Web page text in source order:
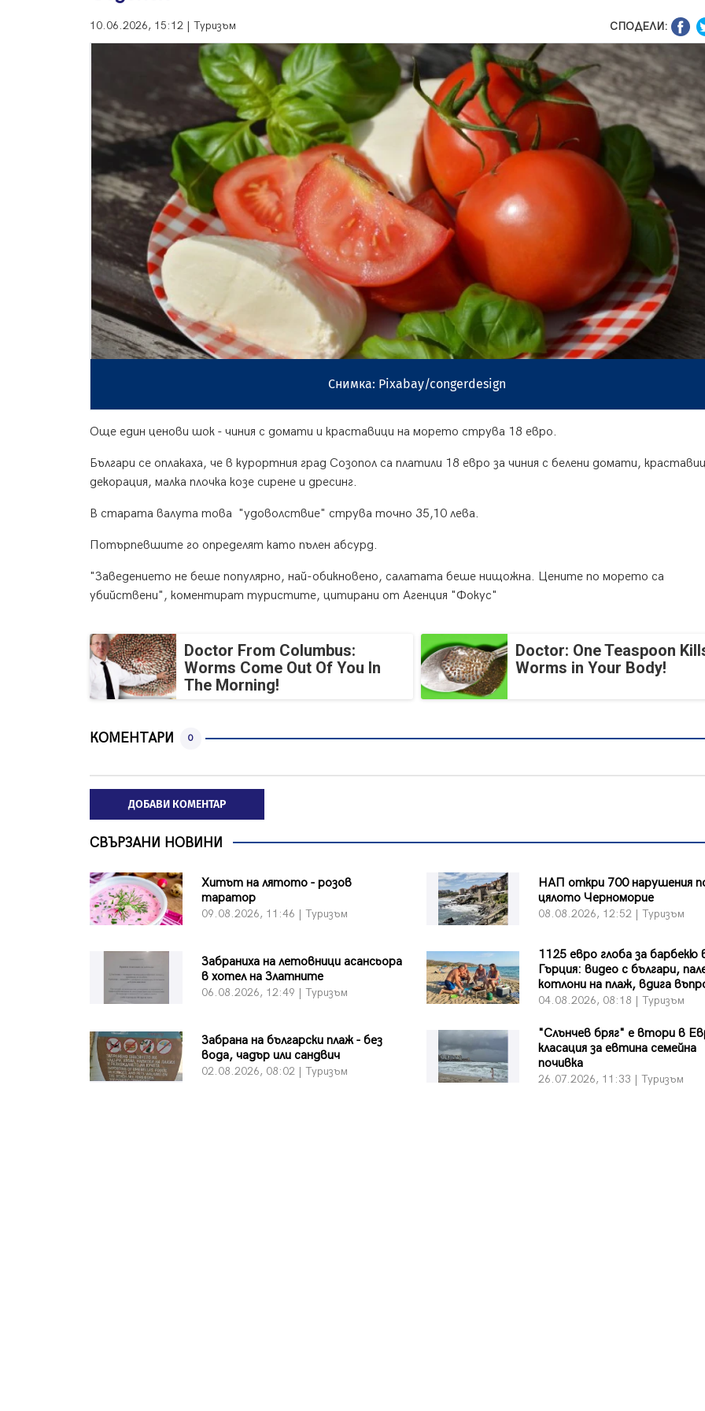
10.06.2026, 15:12 | Туризъм СПОДЕЛИ:
Снимка: Pixabay/congerdesign
Още един ценови шок - чиния с домати и краставици на морето струва 18 евро.
Българи се оплакаха, че в курортния град Созопол са платили 18 евро за чиния с белени домати,
декорация, малка плочка козе сирене и дресинг.
В старата валута това "удоволствие" струва точно 35,10 лева.
Потърпевшите го определят като пълен абсурд.
"Заведението не беше популярно, най-обикновено, салатата беше нищожна. Цените по морето са
убийствени", коментират туристите, цитирани от Агенция "Фокус"
Doctor From Columbus:
Worms Come Out Of You In
The Morning!
Doctor: One Teaspoon
Worms in Your Body!
КОМЕНТАРИ 0
ДОБАВИ КОМЕНТАР
СВЪРЗАНИ НОВИНИ
Хитът на лятото - розов
таратор
09.08.2026, 11:46 | Туризъм
НАП откри 700 нарушения
цялото Черноморие
08.08.2026, 12:52 | Туризъм
Забраниха на летовници асансьора
в хотел на Златните
06.08.2026, 12:49 | Туризъм
1125 евро глоба за барбекю
Гърция: видео с българи,
котлони на плаж, вдига
04.08.2026, 08:18 | Туризъм
Забрана на български плаж - без
вода, чадър или сандвич
02.08.2026, 08:02 | Туризъм
"Слънчев бряг" е втори в
класация за евтина семейна
почивка
26.07.2026, 11:33 | Туризъм